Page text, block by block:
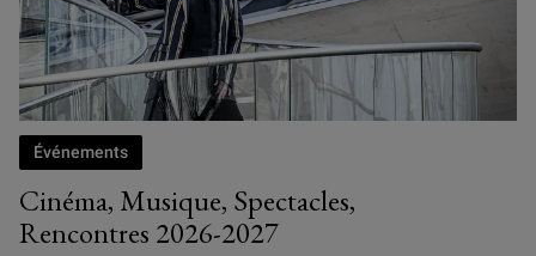
Cinéma, Musique, Spectacles,
Rencontres 2026-2027
Événements